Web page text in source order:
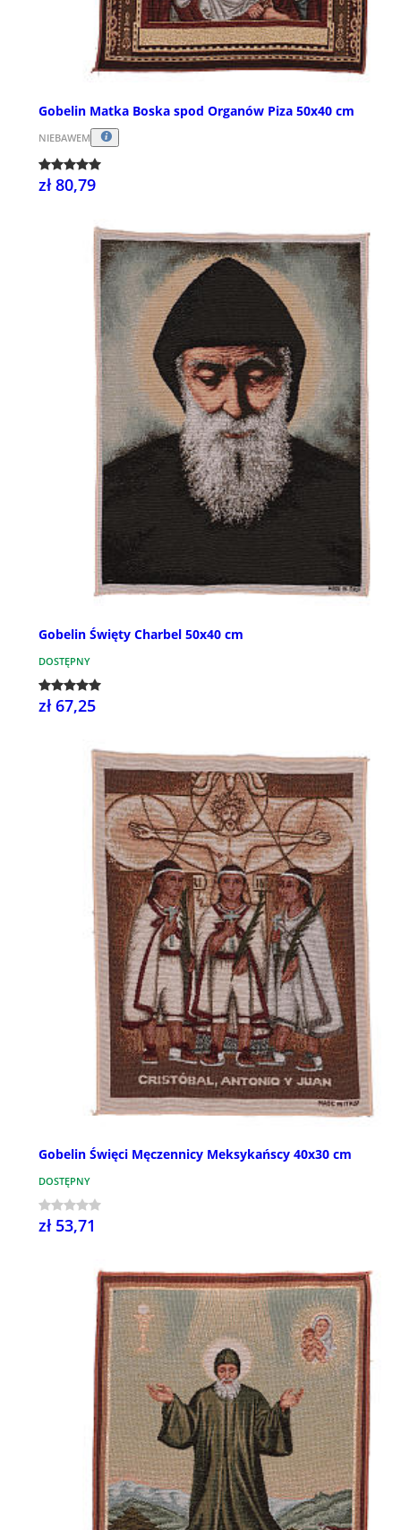
Gobelin Matka Boska spod Organów Piza 50x40 cm
NIEBAWEM
zł 80,79
Gobelin Święty Charbel 50x40 cm
DOSTĘPNY
zł 67,25
Gobelin Święci Męczennicy Meksykańscy 40x30 cm
DOSTĘPNY
zł 53,71